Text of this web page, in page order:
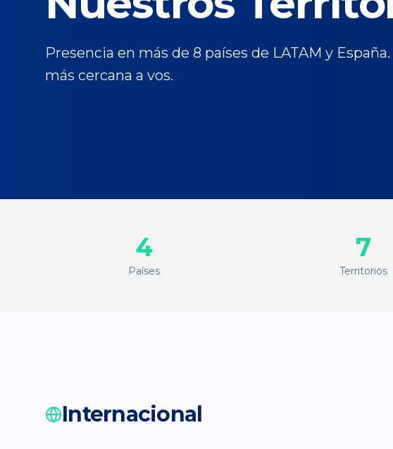
Presencia en más de 8 países de LATAM y
más cercana a vos.
4
Países
7
Territorios
Internacional